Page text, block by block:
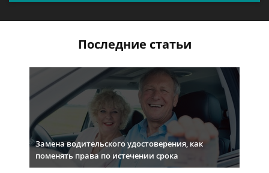
Последние статьи
Замена водительского удостоверения, как
поменять права по истечении срока